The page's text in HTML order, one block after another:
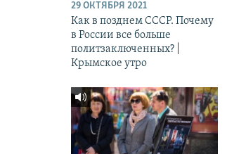
29 ОКТЯБРЯ 2021
Как в позднем СССР. Почему
в России все больше
политзаключенных? |
Крымское утро